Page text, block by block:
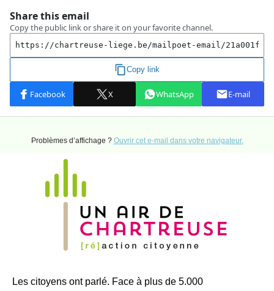
Problèmes d’affichage ? Ouvrir cet e-mail dans votre navigateur.
Les citoyens ont parlé. Face à plus de 5.000